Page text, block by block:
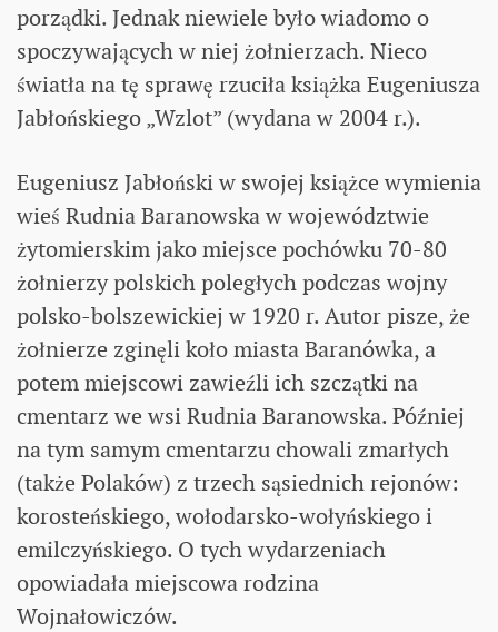
porządki. Jednak niewiele było wiadomo o
spoczywających w niej żołnierzach. Nieco
światła na tę sprawę rzuciła książka Eugeniusza
Jabłońskiego „Wzlot” (wydana w 2004 r.).
Eugeniusz Jabłoński w swojej książce wymienia
wieś Rudnia Baranowska w województwie
żytomierskim jako miejsce pochówku 70-80
żołnierzy polskich poległych podczas wojny
polsko-bolszewickiej w 1920 r. Autor pisze, że
żołnierze zginęli koło miasta Baranówka, a
potem miejscowi zawieźli ich szczątki na
cmentarz we wsi Rudnia Baranowska. Później
na tym samym cmentarzu chowali zmarłych
(także Polaków) z trzech sąsiednich rejonów:
korosteńskiego, wołodarsko-wołyńskiego i
emilczyńskiego. O tych wydarzeniach
opowiadała miejscowa rodzina
Wojnałowiczów.